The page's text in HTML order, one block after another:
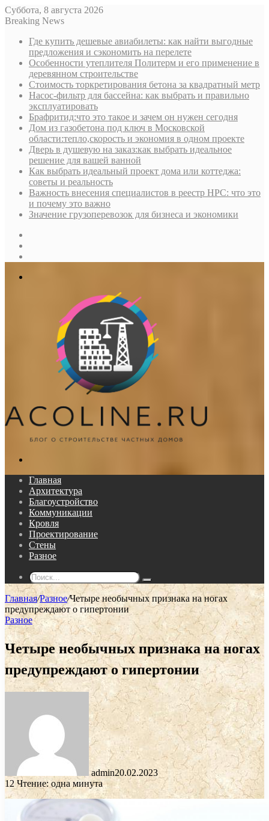
Суббота, 8 августа 2026
Breaking News
Где купить дешевые авиабилеты: как найти выгодные
предложения и сэкономить на перелете
Особенности утеплителя Политерм и его применение в
деревянном строительстве
Стоимость торкретирования бетона за квадратный метр
Насос-фильтр для бассейна: как выбрать и правильно
эксплуатировать
Брафритид:что это такое и зачем он нужен сегодня
Дом из газобетона под ключ в Московской
области:тепло,скорость и экономия в одном проекте
Дверь в душевую на заказ:как выбрать идеальное
решение для вашей ванной
Как выбрать идеальный проект дома или коттеджа:
советы и реальность
Важность внесения специалистов в реестр НРС: что это
и почему это важно
Значение грузоперевозок для бизнеса и экономики
Главная
Архитектура
Благоустройство
Коммуникации
Кровля
Проектирование
Стены
Разное
Поиск...
Главная/Разное/Четыре необычных признака на ногах
предупреждают о гипертонии
Разное
Четыре необычных признака на ногах
предупреждают о гипертонии
admin20.02.2023
12Чтение: одна минута